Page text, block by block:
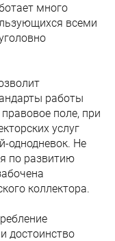
много
всеми
работы
поле, при
услуг
однодневок. Не
по развитию
коллектора.
достоинство